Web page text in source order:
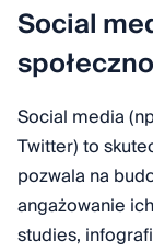
Social
Social media
Twitter) to
pozwala na
angażowanie
studies,